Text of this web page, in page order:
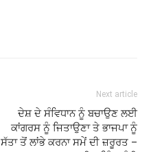
Next article
ਦੇਸ਼ ਦੇ ਸੰਵਿਧਾਨ ਨੂੰ ਬਚਾਉਣ ਲਈ
ਕਾਂਗਰਸ ਨੂੰ ਜਿਤਾਉਣਾ ਤੇ ਭਾਜਪਾ ਨੂੰ
ਸੱਤਾ ਤੋਂ ਲਾਂਭੇ ਕਰਨਾ ਸਮੇਂ ਦੀ ਜ਼ਰੂਰਤ –